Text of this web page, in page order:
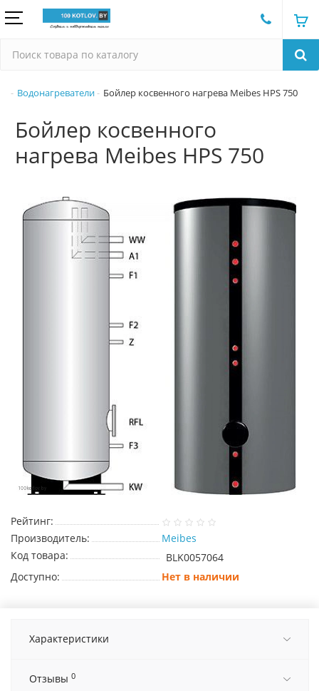
Водонагреватели Бойлер косвенного нагрева Meibes HPS 750
Бойлер косвенного
нагрева Meibes HPS 750
Рейтинг:
Производитель:
Meibes
Код товара:
BLK0057064
Доступно:
Нет в наличии
Характеристики
Отзывы 0